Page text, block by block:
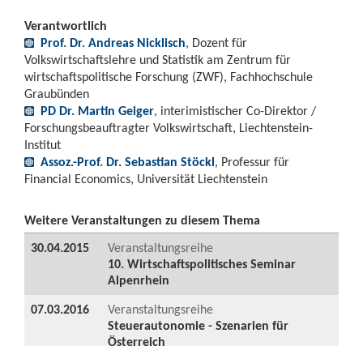
Verantwortlich
Prof. Dr. Andreas Nicklisch, Dozent für
Volkswirtschaftslehre und Statistik am Zentrum für
wirtschaftspolitische Forschung (ZWF), Fachhochschule
Graubünden
PD Dr. Martin Geiger, interimistischer Co-Direktor /
Forschungsbeauftragter Volkswirtschaft, Liechtenstein-
Institut
Assoz.-Prof. Dr. Sebastian Stöckl, Professur für
Financial Economics, Universität Liechtenstein
Weitere Veranstaltungen zu diesem Thema
30.04.2015
Veranstaltungsreihe
10. Wirtschaftspolitisches Seminar
Alpenrhein
07.03.2016
Veranstaltungsreihe
Steuerautonomie - Szenarien für
Österreich